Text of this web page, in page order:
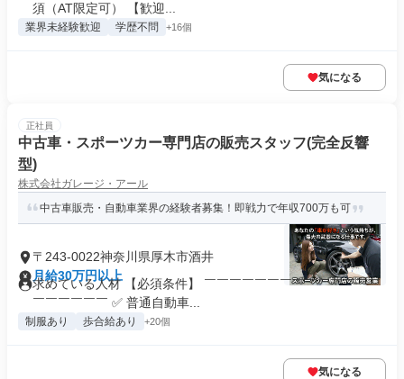
須（AT限定可） 【歓迎...
業界未経験歓迎 学歴不問 +16個
気になる
正社員
中古車・スポーツカー専門店の販売スタッフ(完全反響
型)
株式会社ガレージ・アール
中古車販売・自動車業界の経験者募集！即戦力で年収700万も可
〒243-0022神奈川県厚木市酒井
月給30万円以上
求めている人材 【必須条件】 ￣￣￣￣￣￣￣￣￣￣￣￣￣￣
￣￣￣￣￣￣ ✅ 普通自動車...
制服あり 歩合給あり +20個
気になる